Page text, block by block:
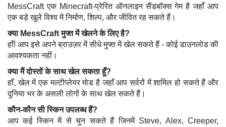
MessCraft एक Minecraft-प्रेरित ऑनलाइन सैंडबॉक्स गेम है जहाँ आप
एक बड़े खुले विश्व में निर्माण, शिल्प, और जीवित रह सकते हैं।
क्या MessCraft मुफ्त में खेलने के लिए है?
हाँ! आप इसे अपने ब्राउज़र में सीधे मुफ्त में खेल सकते हैं - कोई डाउनलोड की
आवश्यकता नहीं।
क्या मैं दोस्तों के साथ खेल सकता हूँ?
हाँ, खेल में एक मल्टीप्लेयर मोड है जहाँ आप सर्वरों में शामिल हो सकते हैं और
दुनिया भर के असली लोगों के साथ खेल सकते हैं।
कौन-कौन सी स्किन उपलब्ध हैं?
आप कई स्किन में से चुन सकते हैं जिनमें Steve, Alex, Creeper,